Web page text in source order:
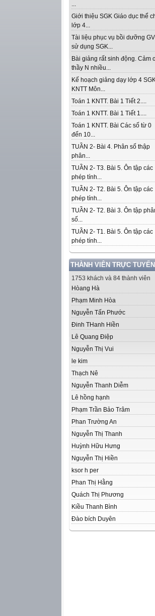
...
Giới thiệu SGK Giáo dục thể
lớp 4...
Tài liệu phục vụ bồi dưỡng GV
sử dụng SGK...
Bài giảng rất sinh động. Cảm
thầy N nhiều...
Kế hoạch giảng dạy lớp 4
KNTT Môn...
Toán 1 KNTT. Bài 1 Tiết 2....
Toán 1 KNTT. Bài 1 Tiết 1....
Toán 1 KNTT. Bài Các số từ 0
đến 10...
TUẦN 2- Bài 4. Phân số thập
phân...
TUẦN 2- T3. Bài 5. Ôn tập các
phép tính...
TUẦN 2- T2. Bài 5. Ôn tập các
phép tính...
TUẦN 2- T2. Bài 3. Ôn tập
số...
TUẦN 2- T1. Bài 5. Ôn tập các
phép tính...
THÀNH VIÊN TRỰC TUYẾN
1753 khách và 84 thành viên
Hòang Hà
Phạm Minh Hòa
Nguyễn Tấn Phước
Đinh THanh Hiền
Lê Quang Điệp
Nguyễn Thị Vui
le kim
Thạch Nê
Nguyễn Thanh Diễm
Lê hồng hạnh
Phạm Trần Bảo Trâm
Phan Trường An
Nguyễn Thị Thanh
Huỳnh Hữu Hưng
Nguyễn Thị Hiền
ksor h per
Phan Thị Hằng
Quách Thị Phương
Kiều Thanh Bình
Đào bích Duyên